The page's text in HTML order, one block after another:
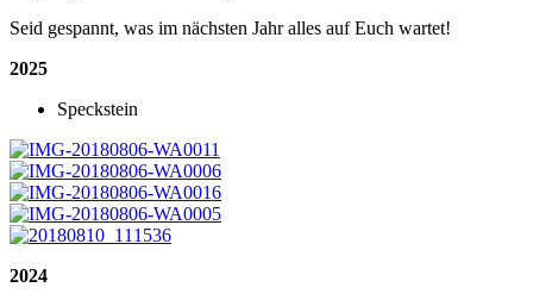
Seid gespannt, was im nächsten Jahr alles auf Euch wartet!
2025
Speckstein
2024